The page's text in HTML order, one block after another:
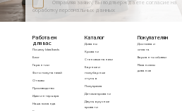
Отправляя заявку, Вы подтверждаете согласие на
обработку персональных данных
Работаем
для вас
Почему Idealbeds
Блог
Гарантии
Фото покупателей
Отзывы
Производство
Идеи интерьера
Наша команда
Каталог
Диваны
Кровати
Стеновые панели
Барные и
полубарные
стулья
Полукресла
Детские кровати
Двухъярусные
кровати
Покупателям
Доставка и
оплата
Варианты обивки
Механизмы
диванов